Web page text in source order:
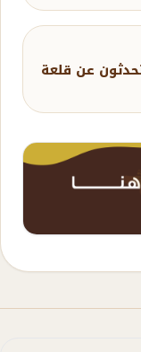
عن قلعة